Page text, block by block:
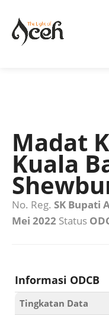
Madat
Kuala
No. Reg. SK Bupati
Mei 2022 Status
Informasi ODCB
Tingkatan Data